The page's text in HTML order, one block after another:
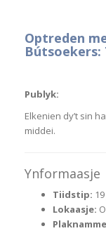
Optreden
Bútsoekers:
Publyk:
Elkenien dy’t sin
middei.
Ynformaasje
Tiidstip:
Lokaasje: